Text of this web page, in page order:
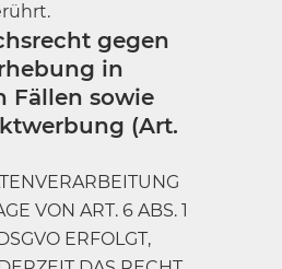
gegen
in
Fällen sowie
(Art.
VON ART. 6 ABS. 1
ERFOLGT,